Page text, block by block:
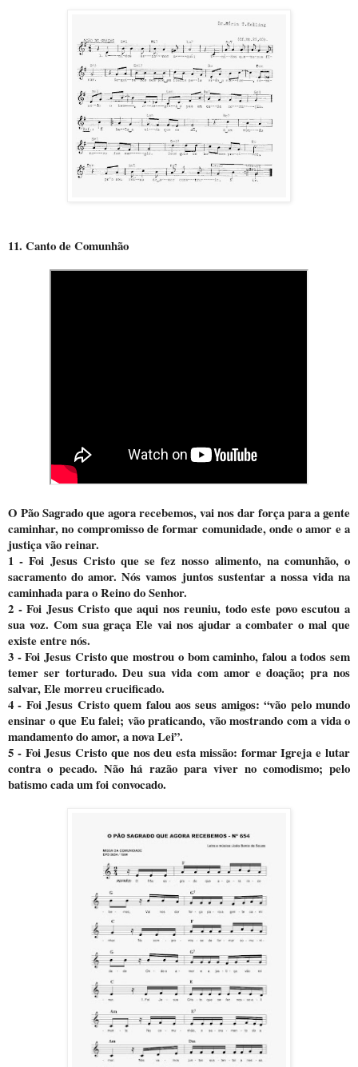
11. Canto de Comunhão
O Pão Sagrado que agora recebemos, vai nos dar força para a gente
caminhar, no compromisso de formar comunidade, onde o amor e a
justiça vão reinar.
1 - Foi Jesus Cristo que se fez nosso alimento, na comunhão, o
sacramento do amor. Nós vamos juntos sustentar a nossa vida na
caminhada para o Reino do Senhor.
2 - Foi Jesus Cristo que aqui nos reuniu, todo este povo escutou a
sua voz. Com sua graça Ele vai nos ajudar a combater o mal que
existe entre nós.
3 - Foi Jesus Cristo que mostrou o bom caminho, falou a todos sem
temer ser torturado. Deu sua vida com amor e doação; pra nos
salvar, Ele morreu crucificado.
4 - Foi Jesus Cristo quem falou aos seus amigos: “vão pelo mundo
ensinar o que Eu falei; vão praticando, vão mostrando com a vida o
mandamento do amor, a nova Lei”.
5 - Foi Jesus Cristo que nos deu esta missão: formar Igreja e lutar
contra o pecado. Não há razão para viver no comodismo; pelo
batismo cada um foi convocado.